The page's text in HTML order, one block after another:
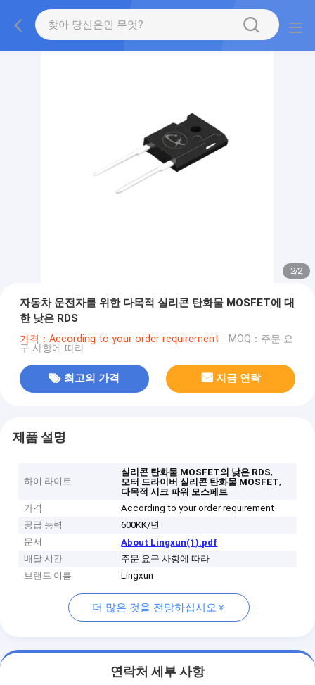
2/2
자동차 운전자를 위한 다목적 실리콘 탄화물 MOSFET에 대
한 낮은 RDS
가격：According to your order requirement MOQ：주문 요
구 사항에 따라
최고의 가격 지금 연락
제품 설명
하이 라이트
실리콘 탄화물 MOSFET의 낮은 RDS,
모터 드라이버 실리콘 탄화물 MOSFET,
다목적 시크 파워 모스페트
가격
According to your order requirement
공급 능력
600KK/년
문서
About Lingxun(1).pdf
배달 시간
주문 요구 사항에 따라
브랜드 이름
Lingxun
더 많은 것을 전망하십시오
연락처 세부 사항